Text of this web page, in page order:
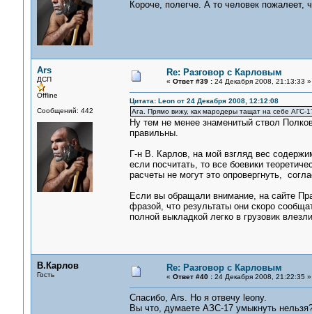
Короче, полегче. А то человек пожалеет,
Ars
ДСП
Offline
Сообщений: 442
Re: Разговор с Карловым
« Ответ #39 :24 Декабря 2008, 21:13:33 »
Цитата: Leon от 24 Декабря 2008, 12:12:08
Ага. Прямо вижу, как мародеры тащат на себе АГС-
Ну тем не менее знаменитый ствол
правильны.
Г-н В. Карлов, на мой взгляд вес
если посчитать, то все боевики
расчеты не могут это опровергнуть,
Если вы обращали внимание, на сайте
фразой, что результаты они скоро
полной выкладкой легко в грузовик
В.Карлов
Гость
Re: Разговор с Карловым
« Ответ #40 :24 Декабря 2008, 21:22:35 »
Спасибо, Ars. Но я отвечу leonу.
Вы что, думаете АЗС-17 умыкнуть